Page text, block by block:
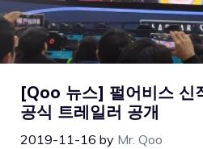
[Qoo 뉴스] 펄어비스 신
공식 트레일러 공개
2019-11-16 by Mr. Qoo